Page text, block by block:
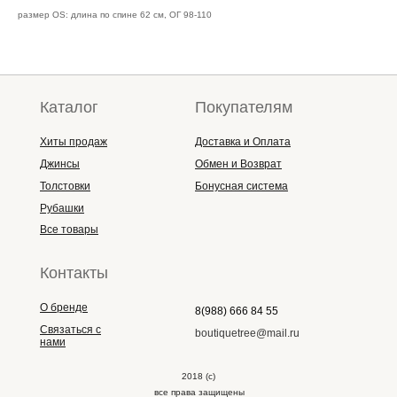
размер ОS: длина по спине 62 см, ОГ 98-110
8(988) 666 84 55
boutiquetree@mail.ru
2018 (с)
все права защищены
Каталог
Хиты продаж
Джинсы
Толстовки
Рубашки
Все товары
Доставка и Оплата
Обмен и Возврат
Бонусная система
О бренде
Связаться с
нами
Покупателям
Контакты